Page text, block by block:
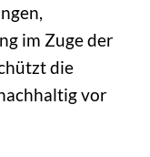
im Zuge der
die
vor